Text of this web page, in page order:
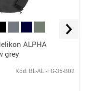
ALPHA
grey
Kód: BL-ALT-FG-35-B02